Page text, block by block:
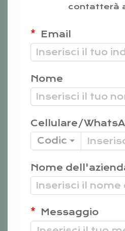
contatterà
Email
Nome
Cellulare/
Codice
Nome
Messaggio